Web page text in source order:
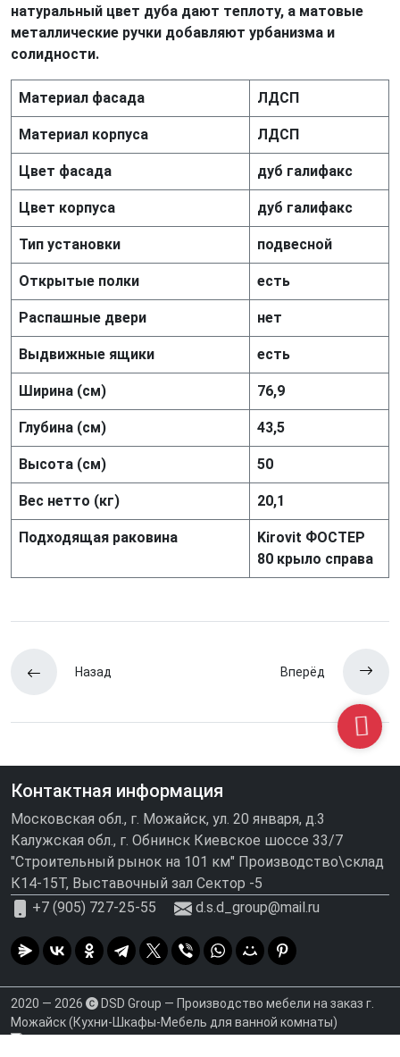
натуральный цвет дуба дают теплоту, а матовые
металлические ручки добавляют урбанизма и
солидности.
Материал фасада ЛДСП
Материал корпуса ЛДСП
Цвет фасада дуб галифакс
Цвет корпуса дуб галифакс
Тип установки подвесной
Открытые полки есть
Распашные двери нет
Выдвижные ящики есть
Ширина (см) 76,9
Глубина (см) 43,5
Высота (см) 50
Вес нетто (кг) 20,1
Подходящая раковина
Kirovit ФОСТЕР
80 крыло справа
Назад Вперёд
Контактная информация
Московская обл., г. Можайск, ул. 20 января, д.3
Калужская обл., г. Обнинск Киевское шоссе 33/7
"Строительный рынок на 101 км" Производство\склад
К14-15Т, Выставочный зал Сектор -5
+7 (905) 727-25-55
d.s.d_group@mail.ru
2020 — 2026
DSD Group — Производство мебели на заказ г.
Можайск (Кухни-Шкафы-Мебель для ванной комнаты)